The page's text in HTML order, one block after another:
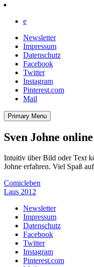
e
Newsletter
Impressum
Datenschutz
Facebook
Twitter
Instagram
Pinterest.com
Mail
Primary Menu
Sven Johne online
Intuitiv über Bild oder Text
Johne erfahren. Viel Spaß auf
Beitragsnavigation
Comicleben
Laus 2012
Newsletter
Impressum
Datenschutz
Facebook
Twitter
Instagram
Pinterest.com